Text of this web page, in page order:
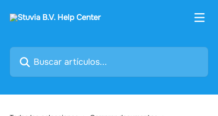
Buscar artículos...